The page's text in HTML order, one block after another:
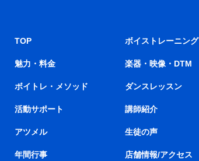
TOP
魅力・料金
ボイトレ・メソッド
活動サポート
アツメル
年間行事
ボイストレーニング
楽器・映像・DTM
ダンスレッスン
講師紹介
生徒の声
店舗情報/アクセス